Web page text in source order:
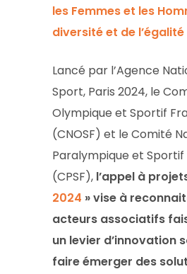
les Femmes et les
diversité et de
Lancé par l’Agence
Sport, Paris 2024, le
Olympique et Sportif
(CNOSF) et le Comité
Paralympique et Sportif
(CPSF), l’appel à
2024 » vise à
acteurs associatifs
un levier d’innovation
faire émerger des